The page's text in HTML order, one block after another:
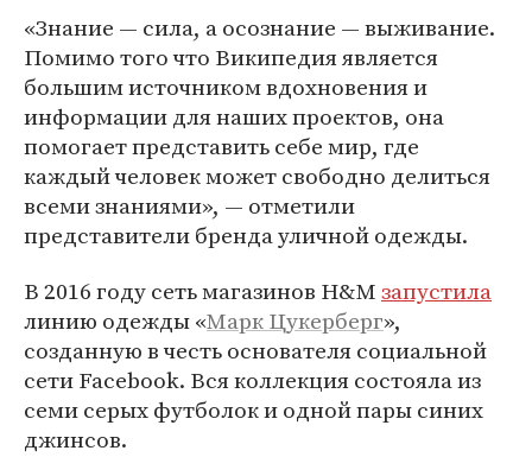
«Знание — сила, а осознание — выживание.
Помимо того что Википедия является
большим источником вдохновения и
информации для наших проектов, она
помогает представить себе мир, где
каждый человек может свободно делиться
всеми знаниями», — отметили
представители бренда уличной одежды.
В 2016 году сеть магазинов H&Mзапустила
линию одежды «Марк Цукерберг»,
созданную в честь основателя социальной
сети Facebook. Вся коллекция состояла из
семи серых футболок и одной пары синих
джинсов.